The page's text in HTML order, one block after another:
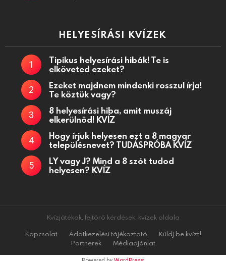
HELYESÍRÁSI KVÍZEK
Tipikus helyesírási hibák! Te is
elköveted ezeket?
Ezeket majdnem mindenki rosszul írja!
Te köztük vagy?
8 helyesírási hiba, amit muszáj
elkerülnöd! KVÍZ
Hogy írjuk helyesen ezt a 8 magyar
településnevet? TUDÁSPRÓBA KVÍZ
LY vagy J? Mind a 8 szót tudod
helyesen? KVÍZ
Kvízjátékok, fejtörő kérdések, kvízek oldala
Kapcsolat
Adatkezelési tájékoztató
Küldj be kvízt!
Partnerek
Médiaajánlat